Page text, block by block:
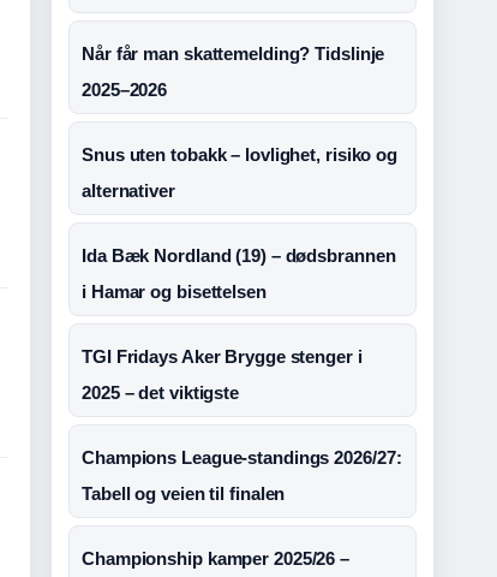
Når får man skattemelding? Tidslinje
2025–2026
Snus uten tobakk – lovlighet, risiko og
alternativer
Ida Bæk Nordland (19) – dødsbrannen
i Hamar og bisettelsen
TGI Fridays Aker Brygge stenger i
2025 – det viktigste
Champions League-standings 2026/27:
Tabell og veien til finalen
Championship kamper 2025/26 –